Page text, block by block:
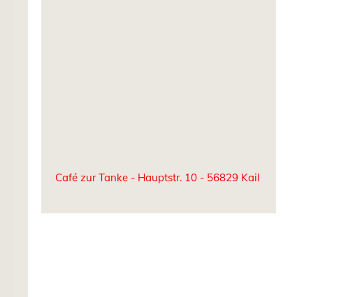
Café zur Tanke - Hauptstr. 10 - 56829 Kail